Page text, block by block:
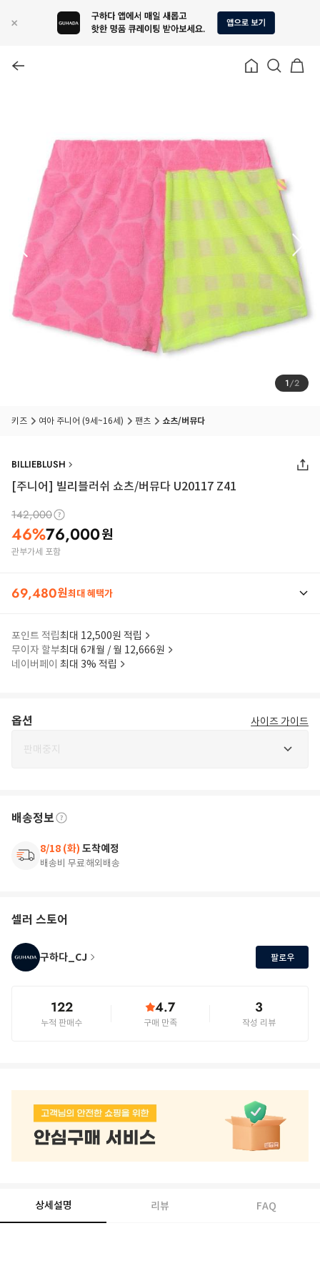
1/2
키즈 여아 주니어 (9세~16세) 팬츠 쇼츠/버뮤다
BILLIEBLUSH
[주니어] 빌리블러쉬 쇼츠/버뮤다 U20117 Z41
142,000
46%76,000원
관부가세 포함
69,480원최대 혜택가
포인트 적립최대 12,500원 적립
무이자 할부최대 6개월 / 월 12,666원
네이버페이 최대 3% 적립
옵션 사이즈 가이드
판매중지
배송정보
8/18 (화) 도착예정
배송비 무료해외배송
셀러 스토어
구하다_CJ 팔로우
122
누적 판매수
4.7
구매 만족
3
작성 리뷰
상세설명 리뷰 FAQ